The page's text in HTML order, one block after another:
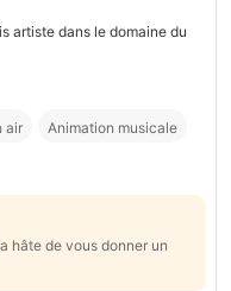
artiste dans le domaine du
air Animation musicale
hâte de vous donner un